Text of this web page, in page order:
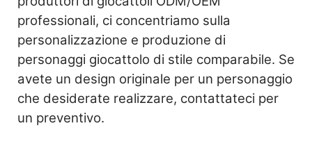
professionali, ci concentriamo sulla
personalizzazione e produzione di
personaggi giocattolo di stile comparabile. Se
avete un design originale per un personaggio
che desiderate realizzare, contattateci per
un preventivo.